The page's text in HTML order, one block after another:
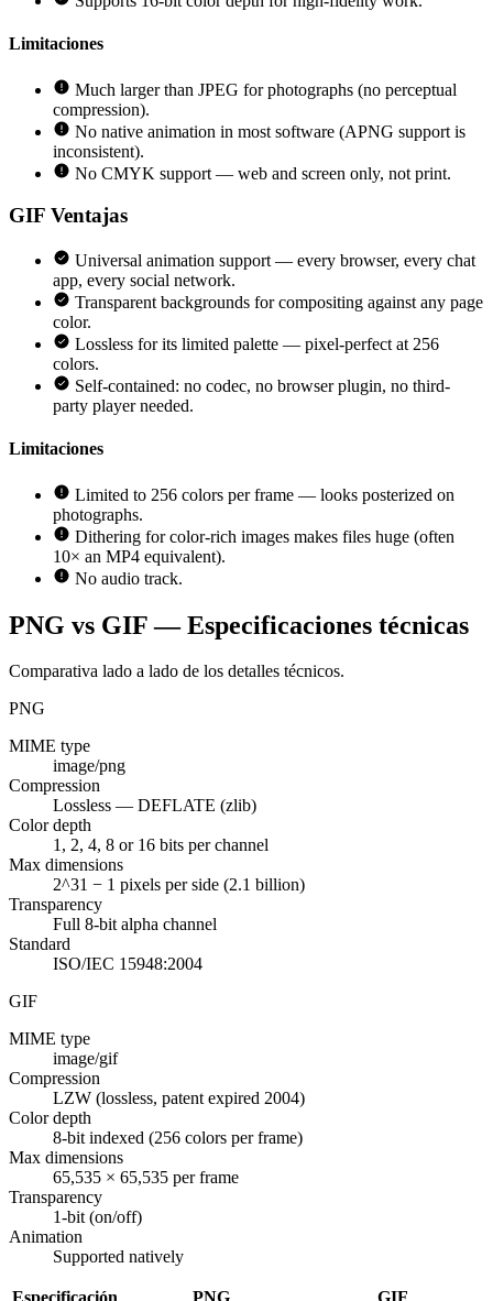
Limitaciones
Much larger than JPEG for photographs (no perceptual
compression).
No native animation in most software (APNG support is
inconsistent).
No CMYK support — web and screen only, not print.
GIF Ventajas
Universal animation support — every browser, every chat
app, every social network.
Transparent backgrounds for compositing against any page
color.
Lossless for its limited palette — pixel-perfect at 256
colors.
Self-contained: no codec, no browser plugin, no third-
party player needed.
Limitaciones
Limited to 256 colors per frame — looks posterized on
photographs.
Dithering for color-rich images makes files huge (often
10× an MP4 equivalent).
No audio track.
PNG vs GIF — Especificaciones técnicas
Comparativa lado a lado de los detalles técnicos.
PNG
MIME type
image/png
Compression
Lossless — DEFLATE (zlib)
Color depth
1, 2, 4, 8 or 16 bits per channel
Max dimensions
2^31 − 1 pixels per side (2.1 billion)
Transparency
Full 8-bit alpha channel
Standard
ISO/IEC 15948:2004
GIF
MIME type
image/gif
Compression
LZW (lossless, patent expired 2004)
Color depth
8-bit indexed (256 colors per frame)
Max dimensions
65,535 × 65,535 per frame
Transparency
1-bit (on/off)
Animation
Supported natively